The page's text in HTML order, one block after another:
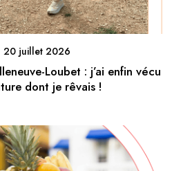
20 juillet 2026
Loubet : j’ai enfin vécu
dont je rêvais !